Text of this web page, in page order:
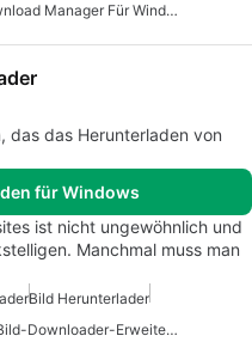
Internet Download Manager Für Windows 7
das das Herunterladen von
für Windows
ist nicht ungewöhnlich und
Manchmal muss man
Bild Herunterlader
Kostenlose Bild-Downloader-Erweiterung Für Windows